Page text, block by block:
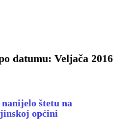
datumu: Veljača 2016
štetu na
općini